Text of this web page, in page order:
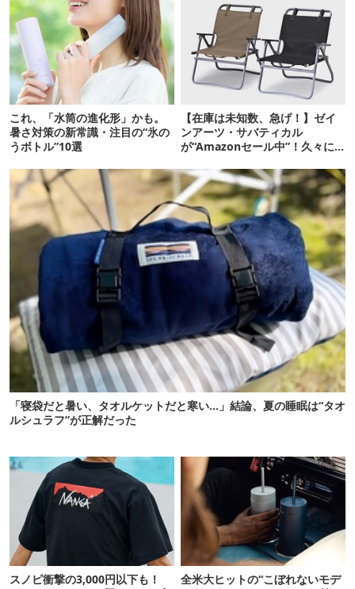
これ、「水筒の進化形」かも。
暑さ対策の新常識・注目の“氷の
うボトル”10選
【在庫は未知数、急げ！】ゼイ
ンアーツ・サバティカル
が“Amazonセール中”！久々に
「寝袋だと暑い、タオルケットだと寒い…」結論、夏の睡眠は“タオ
ルシュラフ”が正解だった
スノピ衝撃の3,000円以下も！
全米大ヒットの“こぼれないモデ